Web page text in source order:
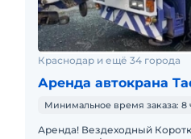
Краснодар и ещё 34 города
Аренда автокрана
Минимальное время заказа: 8
Аренда! Вездеходный